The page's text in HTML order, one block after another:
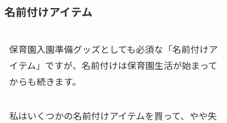
名前付けアイテム
保育園入園準備グッズとしても必須な「名前付けア
イテム」ですが、名前付けは保育園生活が始まって
からも続きます。
私はいくつかの名前付けアイテムを買って、やや失